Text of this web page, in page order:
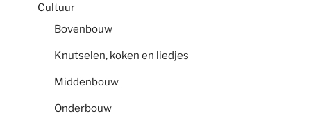
Cultuur
Bovenbouw
Knutselen, koken en liedjes
Middenbouw
Onderbouw